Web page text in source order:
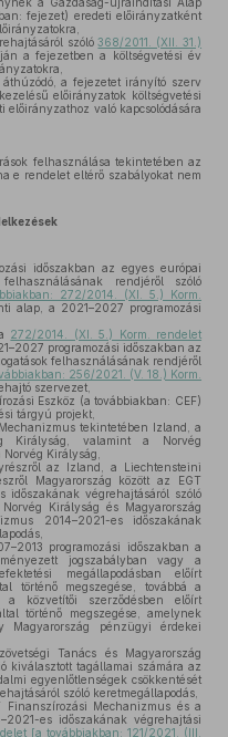
fejezet) eredeti előirányzatként
szóló368/2011. (XII. 31.)
a fejezetben a költségvetési év
a fejezetet irányító szerv
előirányzatok költségvetési
való kapcsolódására
felhasználása tekintetében az
e rendelet eltérő szabályokat nem
időszakban az egyes európai
rendjéről szóló
272/2014. (XI. 5.) Korm.
alap, a 2021–2027 programozási
272/2014. (XI. 5.) Korm. rendelet
programozási időszakban az
felhasználásának rendjéről
256/2021. (V. 18.) Korm.
szervezet,
Eszköz (a továbbiakban: CEF)
tárgyú projekt,
tekintetében Izland, a
Királyság, valamint a Norvég
Királyság,
az Izland, a Liechtensteini
Magyarország között az EGT
időszakának végrehajtásáról szóló
Királyság és Magyarország
2014–2021-es időszakának
programozási időszakban a
jogszabályban vagy a
megállapodásban előírt
történő megszegése, továbbá a
közvetítői szerződésben előírt
történő megszegése, amelynek
Magyarország pénzügyi érdekei
Tanács és Magyarország
kiválasztott tagállamai számára az
egyenlőtlenségek csökkentését
szóló keretmegállapodás,
Finanszírozási Mechanizmus és a
es időszakának végrehajtási
[a továbbiakban: 121/2021. (III.